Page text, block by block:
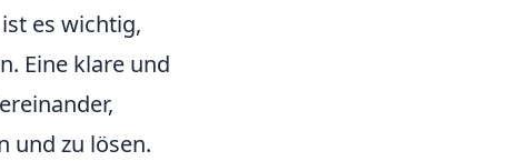
es wichtig,
Eine klare und
und zu lösen.